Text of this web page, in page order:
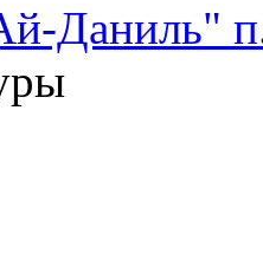
Даниль"